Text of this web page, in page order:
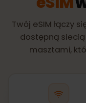
Twój eSIM łączy
dostępną
masztami,